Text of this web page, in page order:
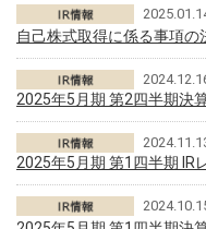
自己株式取得に係る事項
2025年5月期 第2四半期決
2025年5月期 第1四半期 IR